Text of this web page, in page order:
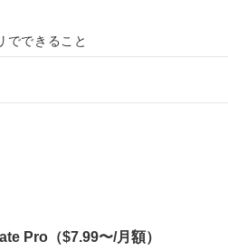
でできること
Pro （$7.99〜/月額）